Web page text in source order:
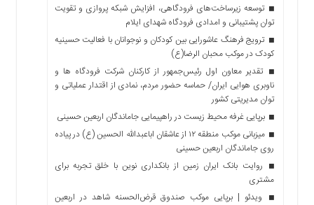
توسعه زیرساخت‌های فرودگاهی، افزایش شبکه پروازی و تقویت
توان پشتیبانی و امدادی فرودگاه شهدای ایلام
ترویج فرهنگ عاشورایی بین کودکان و نوجوانان با فعالیت حسینیه
کودک در موکب محبان الرضا(ع)
تقدیر معاون اول رئیس‌جمهور از کارکنان شرکت فرودگاه ها و
ناوبری هوایی ایران/ حماسه حضور مردم، نمادی از اقتدار عملیاتی و
توان مدیریتی کشور
برپایی غرفه محیط زیست در راهپیمایی جاماندگان اربعین حسینی
میزبانی موکب منطقه ۱۲ از عاشقان اباعبدالله الحسین (ع) در پیاده
روی جاماندگان اربعین حسینی
روایت بانک ایران زمین از بانکداری نوین با خلق تجربه برای
مشتری
ویدئو | برپایی موکب صندوق قرض‌الحسنه شاهد در اربعین